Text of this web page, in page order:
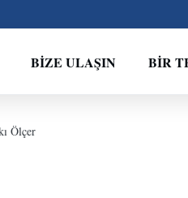
BIZE ULAŞIN BIR
Ölçer